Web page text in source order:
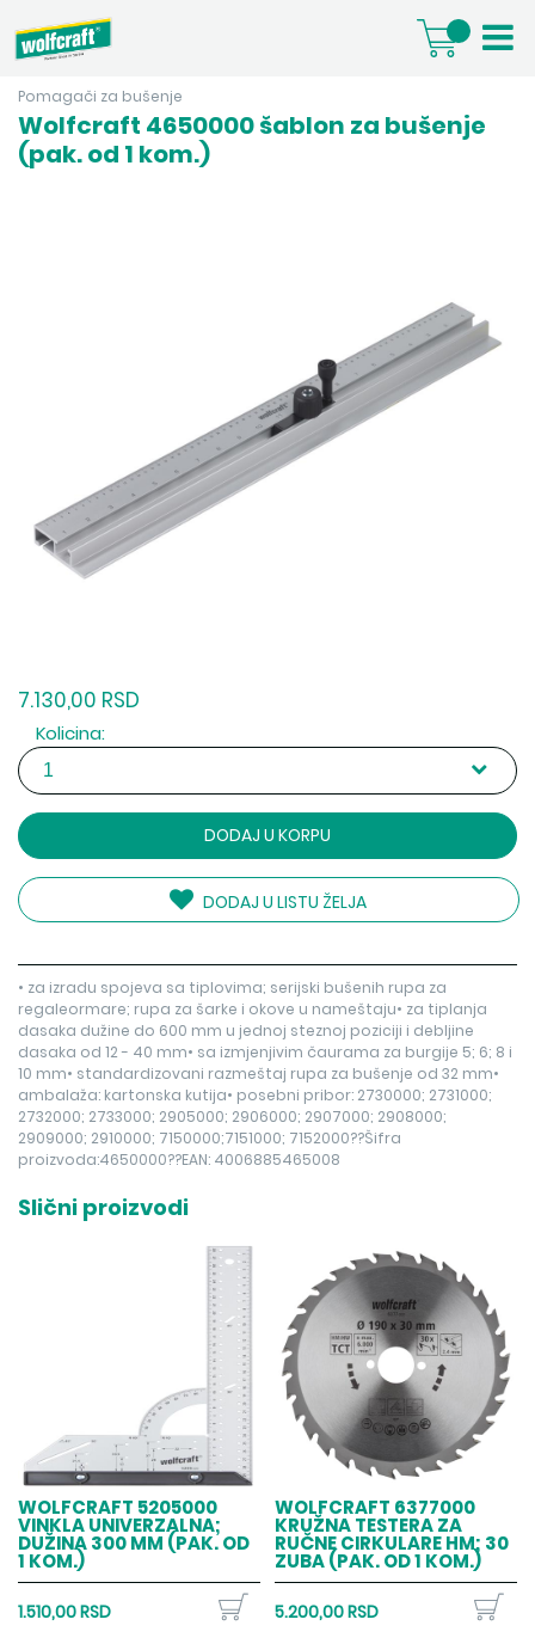
Pomagači za bušenje
Wolfcraft 4650000 šablon za bušenje
(pak. od 1 kom.)
7.130,00 RSD
Kolicina:
DODAJ U KORPU
DODAJ U LISTU ŽELJA
• za izradu spojeva sa tiplovima; serijski bušenih rupa za
regaleormare; rupa za šarke i okove u nameštaju• za tiplanja
dasaka dužine do 600 mm u jednoj steznoj poziciji i debljine
dasaka od 12 - 40 mm• sa izmjenjivim čaurama za burgije 5; 6; 8 i
10 mm• standardizovani razmeštaj rupa za bušenje od 32 mm•
ambalaža: kartonska kutija• posebni pribor: 2730000; 2731000;
2732000; 2733000; 2905000; 2906000; 2907000; 2908000;
2909000; 2910000; 7150000;7151000; 7152000??Šifra
proizvoda:4650000??EAN: 4006885465008
Slični proizvodi
WOLFCRAFT 5205000
VINKLA UNIVERZALNA;
DUŽINA 300 MM (PAK. OD
1 KOM.)
1.510,00 RSD
WOLFCRAFT 6377000
KRUŽNA TESTERA ZA
RUČNE CIRKULARE HM; 30
ZUBA (PAK. OD 1 KOM.)
5.200,00 RSD